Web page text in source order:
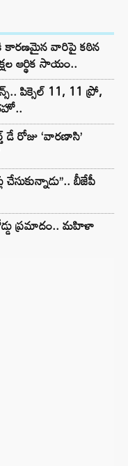
కారణమైన వారిపై కఠిన
ఆర్థిక సాయం..
పిక్సెల్ 11, 11 ప్రో,
డే రోజు ‘వారణాసి’
చేసుకున్నాడు’’.. బీజేపీ
ప్రమాదం.. మహిళా